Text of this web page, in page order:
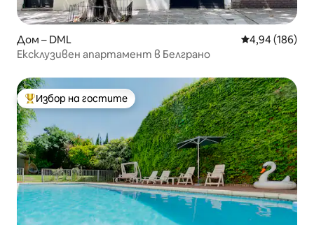
Дом – DML Средна
4,94 (186)
Ексклузивен апартамент в Белграно
Най-популярен избор на гостите
Избор на гостите